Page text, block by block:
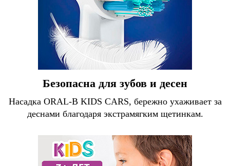
Безопасна для зубов и десен
Насадка ORAL-B KIDS CARS, бережно ухаживает за
деснами благодаря экстрамягким щетинкам.